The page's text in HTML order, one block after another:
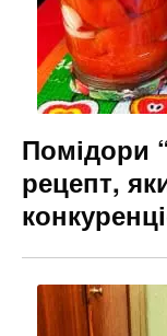
k
Помідори
рецепт,